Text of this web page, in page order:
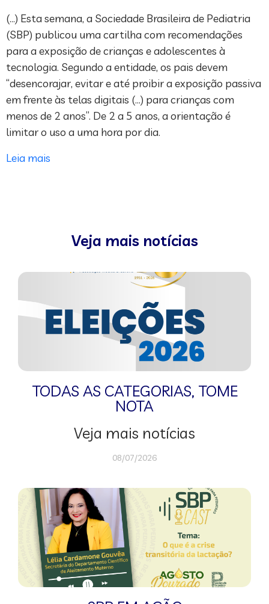
(…) Esta semana, a Sociedade Brasileira de Pediatria
(SBP) publicou uma cartilha com recomendações
para a exposição de crianças e adolescentes à
tecnologia. Segundo a entidade, os pais devem
“desencorajar, evitar e até proibir a exposição passiva
em frente às telas digitais (…) para crianças com
menos de 2 anos”. De 2 a 5 anos, a orientação é
limitar o uso a uma hora por dia.
Leia mais
Veja mais notícias
TODAS AS CATEGORIAS, TOME
NOTA
Veja mais notícias
08/07/2026